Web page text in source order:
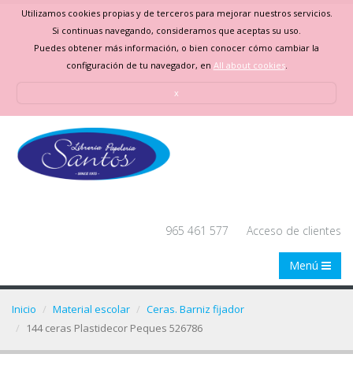
Utilizamos cookies propias y de terceros para mejorar nuestros servicios.
Si continuas navegando, consideramos que aceptas su uso.
Puedes obtener más información, o bien conocer cómo cambiar la
configuración de tu navegador, en All about cookies.
x
965 461 577 Acceso de clientes
Menú
Inicio Material escolar
Ceras. Barniz fijador
144 ceras Plastidecor Peques 526786